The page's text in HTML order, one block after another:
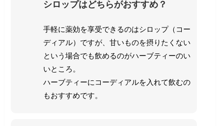
シロップはどちらがおすすめ？
手軽に薬効を享受できるのはシロップ（コー
ディアル）ですが、甘いものを摂りたくない
という場合でも飲めるのがハーブティーのい
いところ。
ハーブティーにコーディアルを入れて飲むの
もおすすめです。